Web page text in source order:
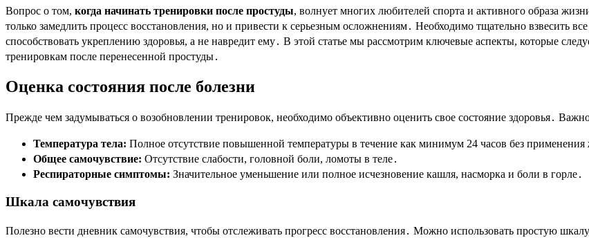
Вопрос о том, когда начинать тренировки после простуды, волнует многих любителей спорта и активного образа
только замедлить процесс восстановления, но и привести к серьезным осложнениям․ Необходимо тщательно взвесить
способствовать укреплению здоровья, а не навредит ему․ В этой статье мы рассмотрим ключевые аспекты, которые
тренировкам после перенесенной простуды․
Оценка состояния после болезни
Прежде чем задумываться о возобновлении тренировок, необходимо объективно оценить свое состояние здоровья․
Температура тела: Полное отсутствие повышенной температуры в течение как минимум 24 часов без
Общее самочувствие: Отсутствие слабости, головной боли, ломоты в теле․
Респираторные симптомы: Значительное уменьшение или полное исчезновение кашля, насморка и боли в горле․
Шкала самочувствия
Полезно вести дневник самочувствия, чтобы отслеживать прогресс восстановления․ Можно использовать простую